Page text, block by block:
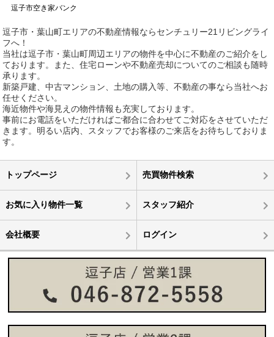
逗子市空き家バンク
逗子市・葉山町エリアの不動産情報ならセンチュリー21リビングライ
フへ！
当社は逗子市・葉山町周辺エリアの物件を中心に不動産のご紹介をし
ております。また、住宅ローンや不動産売却についてのご相談も随時
承ります。
新築戸建、中古マンション、土地の購入等、不動産の事なら当社へお
任せください。
海近物件や海見えの物件情報も充実しております。
事前にお電話をいただければご都合に合わせてご対応をさせていただ
きます。明るい店内、スタッフでお客様のご来店をお待ちしておりま
す。
トップページ 売買物件検索
お気に入り物件一覧 スタッフ紹介
会社概要 ログイン